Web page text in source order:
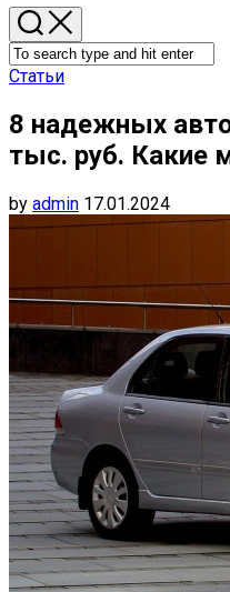
Статьи
8 надежных
тыс. руб. Какие
by admin 17.01.2024